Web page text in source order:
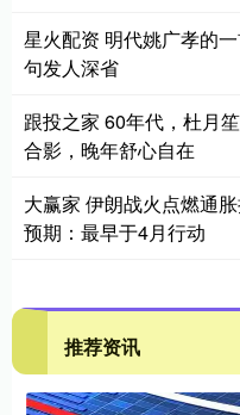
星火配资 明代姚广孝的
句发人深省
跟投之家 60年代，杜月
合影，晚年舒心自在
大赢家 伊朗战火点燃通
预期：最早于4月行动
推荐资讯